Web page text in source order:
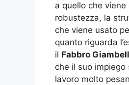
a quello che
robustezza, la
che viene usato
quanto riguarda
il Fabbro
che il suo
lavoro molto